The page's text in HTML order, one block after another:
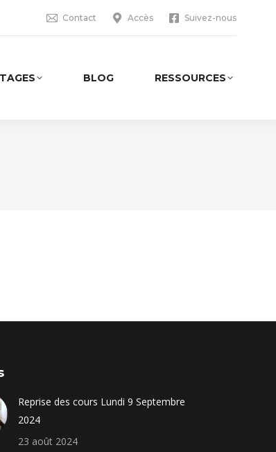
Contact Accès Suivez-nous
BLOG RESSOURCES
Reprise des cours Lundi 9 Septembre
2024
23 août 2024